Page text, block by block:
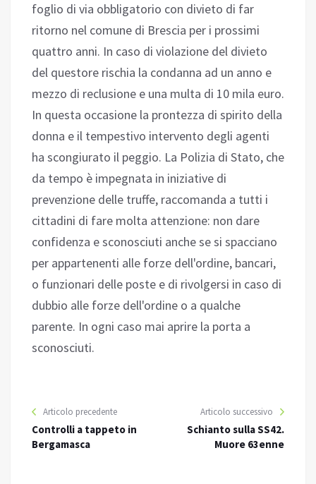
foglio di via obbligatorio con divieto di far
ritorno nel comune di Brescia per i prossimi
quattro anni. In caso di violazione del divieto
del questore rischia la condanna ad un anno e
mezzo di reclusione e una multa di 10 mila euro.
In questa occasione la prontezza di spirito della
donna e il tempestivo intervento degli agenti
ha scongiurato il peggio. La Polizia di Stato, che
da tempo è impegnata in iniziative di
prevenzione delle truffe, raccomanda a tutti i
cittadini di fare molta attenzione: non dare
confidenza e sconosciuti anche se si spacciano
per appartenenti alle forze dell'ordine, bancari,
o funzionari delle poste e di rivolgersi in caso di
dubbio alle forze dell'ordine o a qualche
parente. In ogni caso mai aprire la porta a
sconosciuti.
Articolo precedente
Controlli a tappeto in
Bergamasca
Articolo successivo
Schianto sulla SS42.
Muore 63enne